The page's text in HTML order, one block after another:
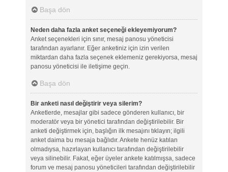
Başa dön
Neden daha fazla anket seçeneği ekleyemiyorum?
Anket seçenekleri için sınır, mesaj panosu yöneticisi
tarafından ayarlanır. Eğer anketiniz için izin verilen
miktardan daha fazla seçenek eklemeniz gerekiyorsa, mesaj
panosu yöneticisi ile iletişime geçin.
Başa dön
Bir anketi nasıl değiştirir veya silerim?
Anketlerde, mesajlar gibi sadece gönderen kullanıcı, bir
moderatör veya bir yönetici tarafından değiştirilebilir. Bir
anketi değiştirmek için, başlığın ilk mesajını tıklayın; ilgili
anket daima bu mesaja bağlıdır. Ankete henüz katılan
olmadıysa, hazırlayan kullanıcı tarafından değiştirilebilir
veya silinebilir. Fakat, eğer üyeler ankete katılmışsa, sadece
forum ve mesaj panosu yöneticileri tarafından değiştirilebilir